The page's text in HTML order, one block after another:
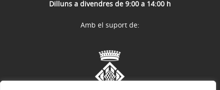
Dilluns a divendres de 9:00 a 14:00 h
Amb el suport de: